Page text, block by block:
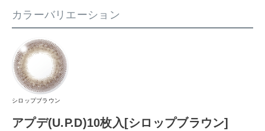
カラーバリエーション
シロップブラウン
アプデ(U.P.D)10枚入[シロップブラウン]